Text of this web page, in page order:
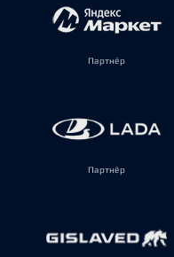
Партнёр
Партнёр